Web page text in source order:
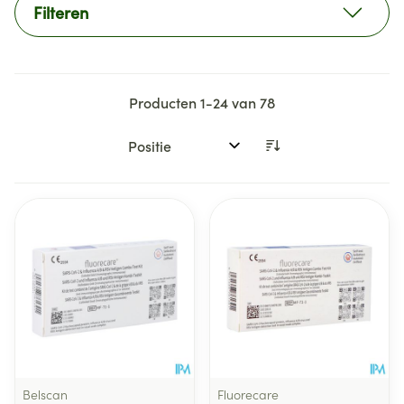
Filteren
Producten1-24van78
Sorteer op:
Belscan
Fluorecare